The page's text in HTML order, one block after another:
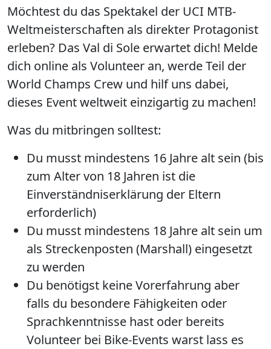
Möchtest du das Spektakel der UCI MTB-
Weltmeisterschaften als direkter Protagonist
erleben? Das Val di Sole erwartet dich! Melde
dich online als Volunteer an, werde Teil der
World Champs Crew und hilf uns dabei,
dieses Event weltweit einzigartig zu machen!
Was du mitbringen solltest:
Du musst mindestens 16 Jahre alt sein (bis
zum Alter von 18 Jahren ist die
Einverständniserklärung der Eltern
erforderlich)
Du musst mindestens 18 Jahre alt sein um
als Streckenposten (Marshall) eingesetzt
zu werden
Du benötigst keine Vorerfahrung aber
falls du besondere Fähigkeiten oder
Sprachkenntnisse hast oder bereits
Volunteer bei Bike-Events warst lass es